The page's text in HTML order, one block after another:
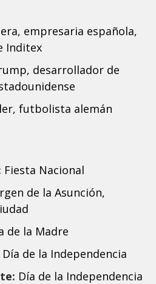
empresaria española,
Inditex
desarrollador de
futbolista alemán
Fiesta Nacional
de la Asunción,
de la Madre
Día de la Independencia
Día de la Independencia